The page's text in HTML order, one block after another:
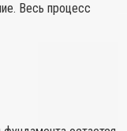
Весь процесс